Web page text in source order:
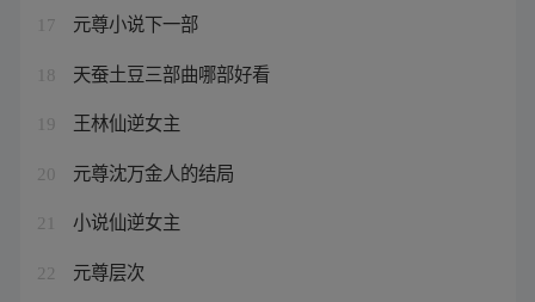
17 元尊小说下一部
18 天蚕土豆三部曲哪部好看
19 王林仙逆女主
20 元尊沈万金人的结局
21 小说仙逆女主
22 元尊层次